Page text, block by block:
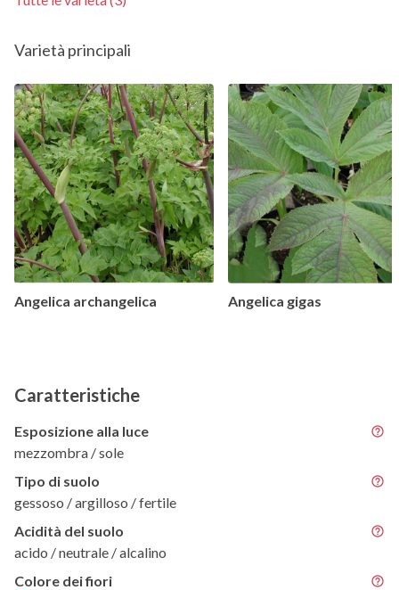
Varietà principali
Angelica archangelica Angelica gigas
Caratteristiche
Esposizione alla luce
mezzombra / sole
Tipo di suolo
gessoso / argilloso / fertile
Acidità del suolo
acido / neutrale / alcalino
Colore dei fiori